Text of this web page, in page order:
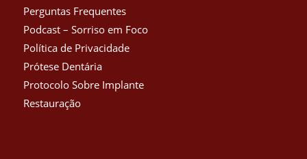
Perguntas Frequentes
Podcast – Sorriso em Foco
Política de Privacidade
Prótese Dentária
Protocolo Sobre Implante
Restauração